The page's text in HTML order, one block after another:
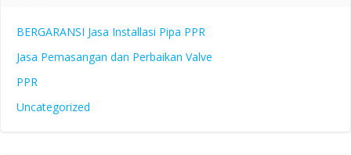
BERGARANSI Jasa Installasi Pipa PPR
Jasa Pemasangan dan Perbaikan Valve
PPR
Uncategorized